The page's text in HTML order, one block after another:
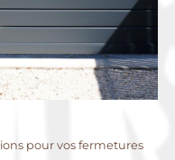
pour vos fermetures